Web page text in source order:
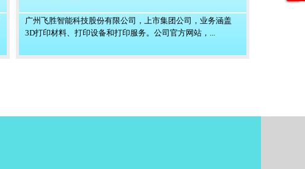
广州飞胜智能科技股份有限公司，上市集团公司，业务涵盖
3D打印材料、打印设备和打印服务。公司官方网站，...